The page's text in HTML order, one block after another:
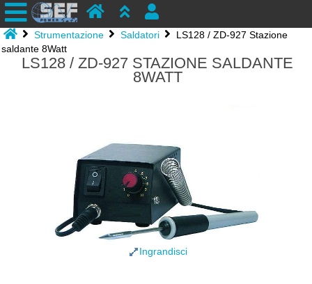
Strumentazione Saldatori
LS128 / ZD-927 Stazione
saldante 8Watt
LS128 / ZD-927 STAZIONE SALDANTE
8WATT
Ingrandisci